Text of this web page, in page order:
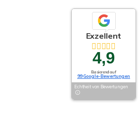
Exzellent
4,9
Basierend auf
99 Google-Bewertungen
Echtheit von Bewertungen